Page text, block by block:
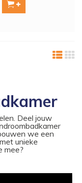
Deel jouw
we een
unieke
mee?